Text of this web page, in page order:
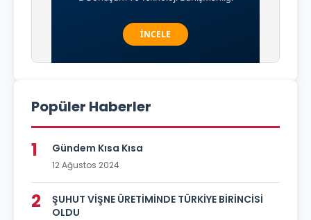
Popüler Haberler
1 Gündem Kısa Kısa
12 Ağustos 2024
2
ŞUHUT VİŞNE ÜRETİMİNDE TÜRKİYE BİRİNCİSİ
OLDU